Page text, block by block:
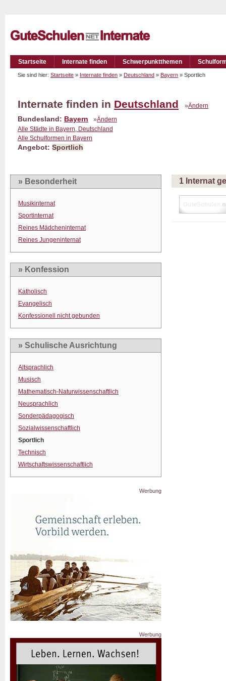
Startseite Internate finden Schwerpunktthemen
Sie sind hier: Startseite » Internate finden » Deutschland » Bayern » Sportlich
Internate finden in Deutschland »Ändern
Bundesland: Bayern »Ändern
Alle Städte in Bayern, Deutschland
Alle Schulformen in Bayern
Angebot: Sportlich
» Besonderheit
Musikinternat
Sportinternat
Reines Mädcheninternat
Reines Jungeninternat
» Konfession
Katholisch
Evangelisch
Konfessionell nicht gebunden
» Schulische Ausrichtung
Altsprachlich
Musisch
Mathematisch-Naturwissenschaftlich
Neusprachlich
Sonderpädagogisch
Sozialwissenschaftlich
Sportlich
Technisch
Wirtschaftswissenschaftlich
Werbung
Werbung
1 Internat